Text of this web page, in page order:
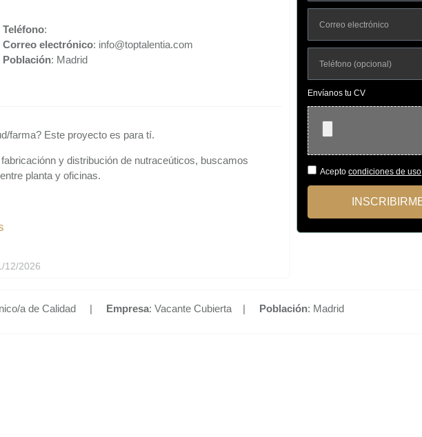
Teléfono:
Correo electrónico: info@toptalentia.com
Población: Madrid
farma? Este proyecto es para tí.
y distribución de nutraceúticos, buscamos
planta y oficinas.
12/2026
Envíanos tu CV
Aceptocondiciones de uso
a de Calidad | Empresa: Vacante Cubierta | Población: Madrid